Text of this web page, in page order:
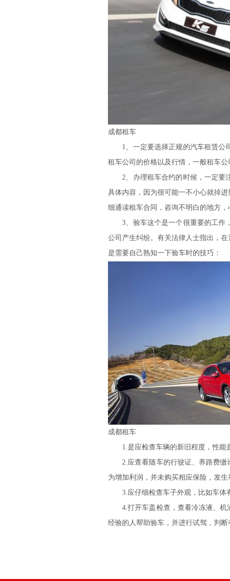
成都租车
1、一定要选择正规的汽车租赁公司
租车公司的价格以及行情，一般租车
2、办理租车合约的时候，一定要注
具体内容，因为很可能一不小心就掉
细通读租车合同，咨询不明白的地方
3、验车这个是一个很重要的工作，
公司产生纠纷。有关法律人士指出，
是需要自己熟知一下验车时的技巧：
成都租车
1.是应检查车辆的新旧程度，性能是
2.应查看随车的行驶证、养路费缴讫
为增加利润，并未购买相应保险，发生
3.应仔细检查车子外观，比如车体
4.打开车盖检查，查看冷冻液、机
经验的人帮助验车，并进行试驾，判